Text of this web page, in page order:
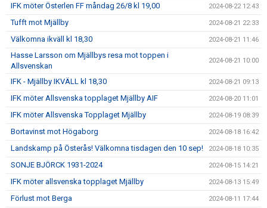
IFK möter Österlen FF måndag 26/8 kl 19,00 2024-08-22 12:43
Tufft mot Mjällby 2024-08-21 22:33
Välkomna ikväll kl 18,30 2024-08-21 11:46
Hasse Larsson om Mjällbys resa mot toppen i
Allsvenskan
2024-08-21 10:00
IFK - Mjällby IKVÄLL kl 18,30 2024-08-21 09:13
IFK möter Allsvenska topplaget Mjällby AIF 2024-08-20 11:01
IFK möter Allsvenska Topplaget Mjällby 2024-08-19 08:39
Bortavinst mot Högaborg 2024-08-18 16:42
Landskamp på Österås! Välkomna tisdagen den 10 sep! 2024-08-18 10:35
SONJE BJÖRCK 1931-2024 2024-08-15 14:21
IFK möter allsvenska topplaget Mjällby 2024-08-13 15:49
Förlust mot Berga 2024-08-11 17:44